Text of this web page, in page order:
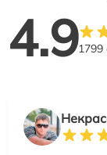
4.91799